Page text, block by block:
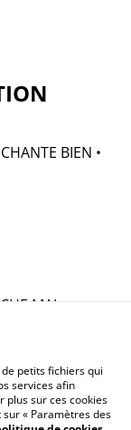
BIEN •
MAL
petits fichiers qui
services afin
plus sur ces cookies
« Paramètres des